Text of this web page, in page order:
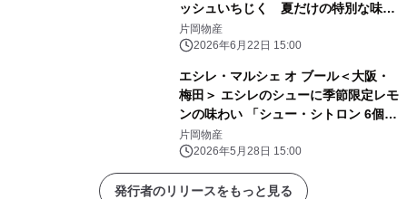
ッシュいちじく 夏だけの特別な味わ
い 「サンドイッチ クロワッサン フィ
グ・フレッシュ・エ・クーリ・フラン
片岡物産
2026年6月22日 15:00
エシレ・マルシェ オ ブール＜大阪・
梅田＞ エシレのシューに季節限定レモ
ンの味わい 「シュー・シトロン 6個
入」新発売
片岡物産
2026年5月28日 15:00
発行者のリリースをもっと見る